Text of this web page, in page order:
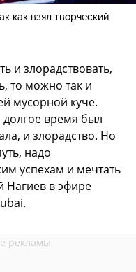
как взял творческий
и злорадствовать,
то можно так и
мусорной куче.
долгое время был
и злорадство. Но
надо
успехам и мечтать
Нагиев в эфире